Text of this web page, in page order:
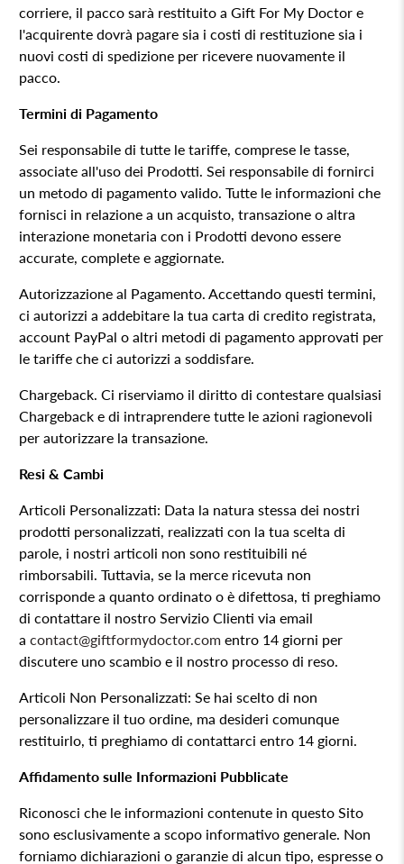
corriere, il pacco sarà restituito aGift For My Doctor e
l'acquirente dovrà pagare sia i costi di restituzione sia i
nuovi costi di spedizione per ricevere nuovamente il
pacco.
Termini di Pagamento
Sei responsabile di tutte le tariffe, comprese le tasse,
associate all'uso dei Prodotti. Sei responsabile di fornirci
un metodo di pagamento valido. Tutte le informazioni che
fornisci in relazione a un acquisto, transazione o altra
interazione monetaria con i Prodotti devono essere
accurate, complete e aggiornate.
Autorizzazione al Pagamento. Accettando questi termini,
ci autorizzi a addebitare la tua carta di credito registrata,
account PayPal o altri metodi di pagamento approvati per
le tariffe che ci autorizzi a soddisfare.
Chargeback. Ci riserviamo il diritto di contestare qualsiasi
Chargeback e di intraprendere tutte le azioni ragionevoli
per autorizzare la transazione.
Resi & Cambi
Articoli Personalizzati: Data la natura stessa dei nostri
prodotti personalizzati, realizzati con la tua scelta di
parole, i nostri articoli non sono restituibili né
rimborsabili. Tuttavia, se la merce ricevuta non
corrisponde a quanto ordinato o è difettosa, ti preghiamo
di contattare il nostro Servizio Clienti via email
a contact@giftformydoctor.com entro 14 giorni per
discutere uno scambio e il nostro processo di reso.
Articoli Non Personalizzati: Se hai scelto di non
personalizzare il tuo ordine, ma desideri comunque
restituirlo, ti preghiamo di contattarci entro 14 giorni.
Affidamento sulle Informazioni Pubblicate
Riconosci che le informazioni contenute in questo Sito
sono esclusivamente a scopo informativo generale. Non
forniamo dichiarazioni o garanzie di alcun tipo, espresse o